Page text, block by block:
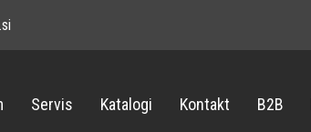
Servis Katalogi Kontakt B2B